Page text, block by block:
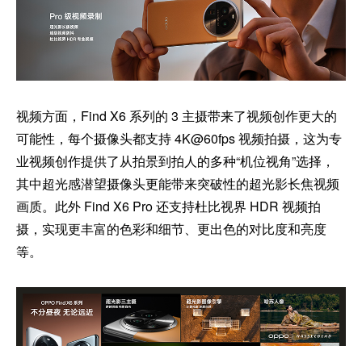
视频方面，Find X6 系列的 3 主摄带来了视频创作更大的
可能性，每个摄像头都支持 4K@60fps 视频拍摄，这为专
业视频创作提供了从拍景到拍人的多种“机位视角”选择，
其中超光感潜望摄像头更能带来突破性的超光影长焦视频
画质。此外 Find X6 Pro 还支持杜比视界 HDR 视频拍
摄，实现更丰富的色彩和细节、更出色的对比度和亮度
等。